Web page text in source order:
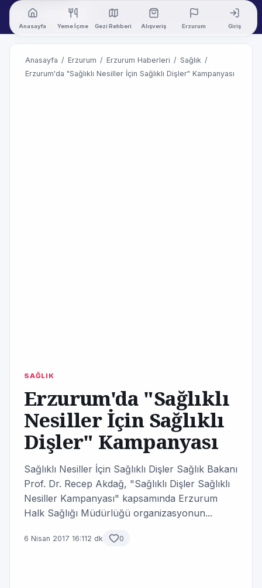
Anasayfa Yeme İçme Gezi Rehberi Alışveriş Erzurum Giriş
Anasayfa / Erzurum / Erzurum Haberleri / Sağlık /
Erzurum'da "Sağlıklı Nesiller İçin Sağlıklı Dişler" Kampanyası
SAĞLIK
Erzurum'da "Sağlıklı
Nesiller İçin Sağlıklı
Dişler" Kampanyası
Sağlıklı Nesiller İçin Sağlıklı Dişler Sağlık Bakanı
Prof. Dr. Recep Akdağ, "Sağlıklı Dişler Sağlıklı
Nesiller Kampanyası" kapsamında Erzurum
Halk Sağlığı Müdürlüğü organizasyonun...
6 Nisan 2017 16:112 dk 0